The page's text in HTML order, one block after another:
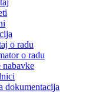
o radu
o radu
nabavke
dokumentacija